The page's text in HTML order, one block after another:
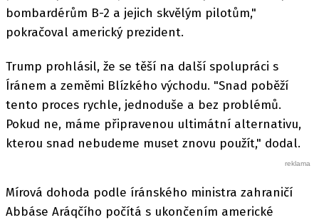
bombardérům B-2 a jejich skvělým pilotům,"
pokračoval americký prezident.
Trump prohlásil, že se těší na další spolupráci s
Íránem a zeměmi Blízkého východu. "Snad poběží
tento proces rychle, jednoduše a bez problémů.
Pokud ne, máme připravenou ultimátní alternativu,
kterou snad nebudeme muset znovu použít," dodal.
Mírová dohoda podle íránského ministra zahraničí
Abbáse Aráqčího počítá s ukončením americké